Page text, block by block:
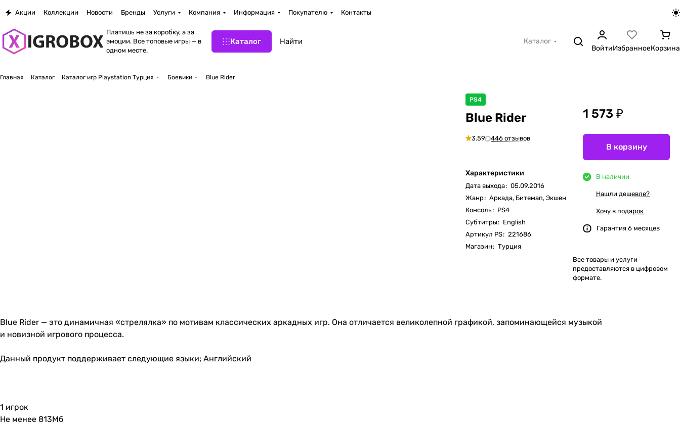
Акции Коллекции Новости Бренды Услуги Компания Информация Покупателю Контакты
Платишь не за коробку, а за
эмоции. Все топовые игры — в
одном месте.
Каталог
Каталог
ВойтиИзбранноеКорзина
Главная Каталог Каталог игр Playstation Турция Боевики Blue Rider
PS4
Blue Rider
3.59 446 отзывов
Характеристики
Дата выхода: 05.09.2016
Жанр: Аркада, Битемап, Экшен
Консоль: PS4
Субтитры: English
Артикул PS: 221686
Магазин: Турция
1 573 ₽
В корзину
В наличии
Нашли дешевле?
Хочу в подарок
Гарантия 6 месяцев
Все товары и услуги
предоставляются в цифровом
формате.
Blue Rider — это динамичная «стрелялка» по мотивам классических аркадных игр. Она отличается великолепной графикой, запоминающейся музыкой
и новизной игрового процесса.
Данный продукт поддерживает следующие языки; Английский
1 игрок
Не менее 813Мб